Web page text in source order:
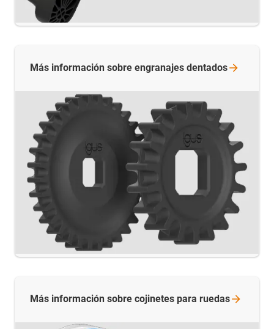
Más información sobre engranajes dentados
Más información sobre cojinetes para ruedas